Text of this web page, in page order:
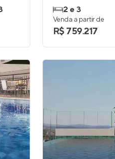
2 e 3
Venda a partir de
R$ 759.217